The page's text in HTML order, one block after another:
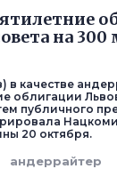
на
в качестве
облигации
публичного
20 октября.
андеррайтер